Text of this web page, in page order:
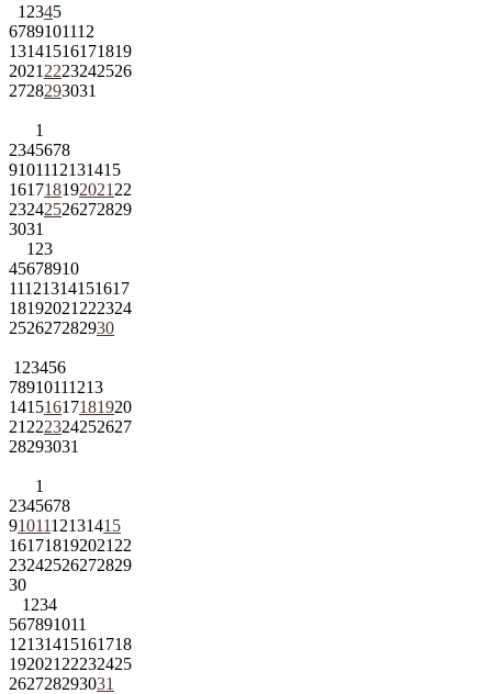
1 2345
6789101112
13141516171819
2021 2223242526
2728293031
1
2345678
9101112131415
161718192021 22
23242526272829
3031
1 23
45678910
11121314151617
18192021 222324
252627282930
1 23456
78910111213
14151617181920
21 222324252627
28293031
1
2345678
9101112131415
161718192021 22
23242526272829
30
1 234
567891011
12131415161718
192021 22232425
262728293031